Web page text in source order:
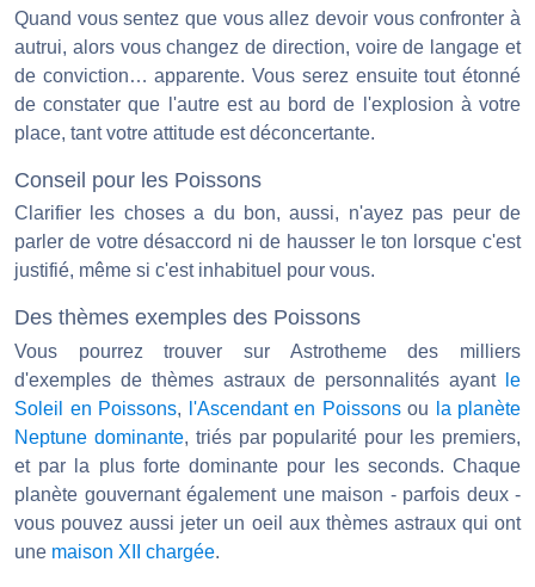
Quand vous sentez que vous allez devoir vous confronter à
autrui, alors vous changez de direction, voire de langage et
de conviction… apparente. Vous serez ensuite tout étonné
de constater que l'autre est au bord de l'explosion à votre
place, tant votre attitude est déconcertante.
Conseil pour les Poissons
Clarifier les choses a du bon, aussi, n'ayez pas peur de
parler de votre désaccord ni de hausser le ton lorsque c'est
justifié, même si c'est inhabituel pour vous.
Des thèmes exemples des Poissons
Vous pourrez trouver sur Astrotheme des milliers
d'exemples de thèmes astraux de personnalités ayant
le
Soleil en Poissons, l'Ascendant en Poissonsou
la planète
Neptune dominante, triés par popularité pour les premiers,
et par la plus forte dominante pour les seconds. Chaque
planète gouvernant également une maison - parfois deux -
vous pouvez aussi jeter un oeil aux thèmes astraux qui ont
une maison XII chargée.